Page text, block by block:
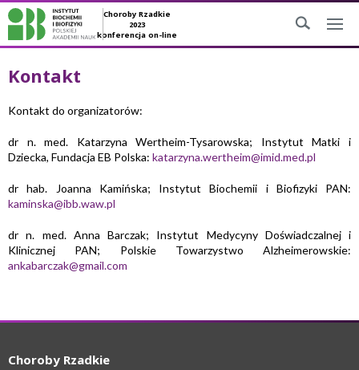
Choroby Rzadkie
2023
konferencja on-line
Kontakt
Kontakt do organizatorów:
dr n. med. Katarzyna Wertheim-Tysarowska; Instytut Matki i
Dziecka, Fundacja EB Polska: katarzyna.wertheim@imid.med.pl
dr hab. Joanna Kamińska; Instytut Biochemii i Biofizyki PAN:
kaminska@ibb.waw.pl
dr n. med. Anna Barczak; Instytut Medycyny Doświadczalnej i
Klinicznej PAN; Polskie Towarzystwo Alzheimerowskie:
ankabarczak@gmail.com
Choroby Rzadkie